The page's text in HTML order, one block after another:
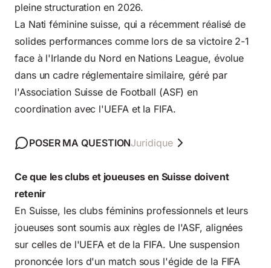
pleine structuration en 2026.
La Nati féminine suisse, qui a récemment réalisé de
solides performances comme lors de sa victoire 2-1
face à l'Irlande du Nord en Nations League, évolue
dans un cadre réglementaire similaire, géré par
l'Association Suisse de Football (ASF) en
coordination avec l'UEFA et la FIFA.
POSER MA QUESTIONJuridique
Ce que les clubs et joueuses en Suisse doivent
retenir
En Suisse, les clubs féminins professionnels et leurs
joueuses sont soumis aux règles de l'ASF, alignées
sur celles de l'UEFA et de la FIFA. Une suspension
prononcée lors d'un match sous l'égide de la FIFA